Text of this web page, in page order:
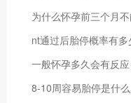
为什么怀孕前三个月
nt通过后胎停概率有多
一般怀孕多久会有反
8-10周容易胎停是什